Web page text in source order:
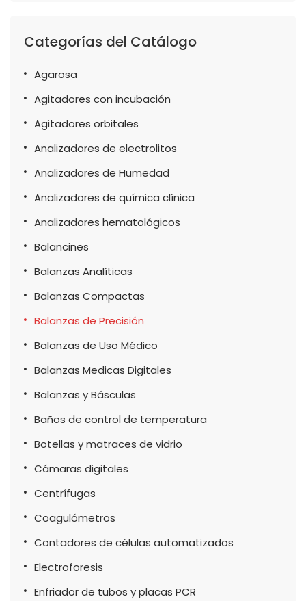
Categorías del Catálogo
Agarosa
Agitadores con incubación
Agitadores orbitales
Analizadores de electrolitos
Analizadores de Humedad
Analizadores de química clínica
Analizadores hematológicos
Balancines
Balanzas Analíticas
Balanzas Compactas
Balanzas de Precisión
Balanzas de Uso Médico
Balanzas Medicas Digitales
Balanzas y Básculas
Baños de control de temperatura
Botellas y matraces de vidrio
Cámaras digitales
Centrífugas
Coagulómetros
Contadores de células automatizados
Electroforesis
Enfriador de tubos y placas PCR